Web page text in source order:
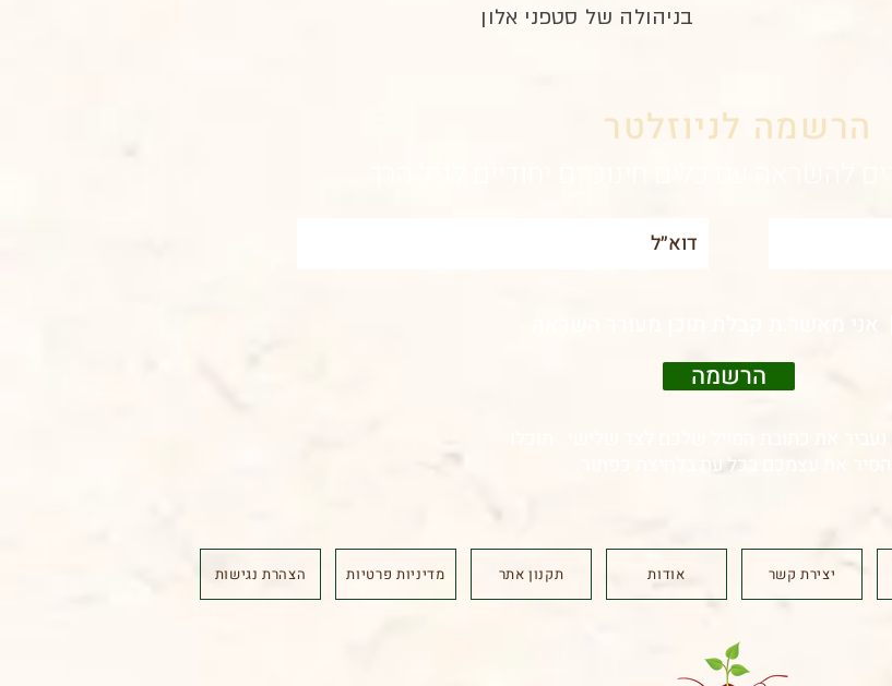
בניהולה של סטפני אלון
הרשמה לניוזלטר
הרשמה
להסיר את עצמכם בכל עת בלחיצת כפתור.
יצירת קשר אודות תקנון אתר מדיניות פרטיות הצהרת נגישות